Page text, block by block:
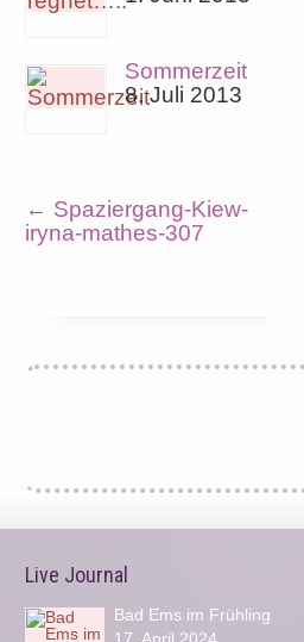
Sommerzeit
8. Juli 2013
← Spaziergang-Kiew-
iryna-mathes-307
Live Journal
Bad Ems im Frühling
17. April 2024